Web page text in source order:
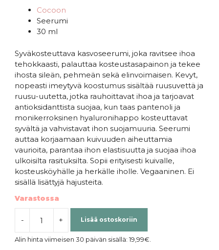
Cocoon
Seerumi
30 ml
Syväkosteuttava kasvoseerumi, joka ravitsee ihoa
tehokkaasti, palauttaa kosteustasapainon ja tekee
ihosta sileän, pehmeän sekä elinvoimaisen. Kevyt,
nopeasti imeytyvä koostumus sisältää ruusuvettä ja
ruusu-uutetta, jotka rauhoittavat ihoa ja tarjoavat
antioksidanttista suojaa, kun taas pantenoli ja
monikerroksinen hyaluronihappo kosteuttavat
syvältä ja vahvistavat ihon suojamuuria. Seerumi
auttaa korjaamaan kuivuuden aiheuttamia
vaurioita, parantaa ihon elastisuutta ja suojaa ihoa
ulkoisilta rasituksilta. Sopii erityisesti kuivalle,
kosteusköyhälle ja herkälle iholle. Vegaaninen. Ei
sisällä lisättyjä hajusteita.
Varastossa
-
Cocoon
|
+ Lisää ostoskoriin
Alin hinta viimeisen 30 päivän sisällä: 19,99€.